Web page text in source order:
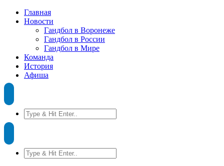
Главная
Новости
Гандбол в Воронеже
Гандбол в России
Гандбол в Мире
Команда
История
Афиша